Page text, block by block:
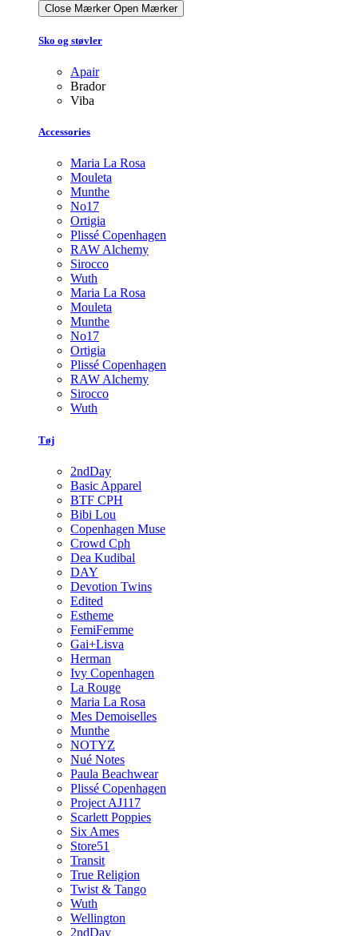
Close Mærker Open Mærker
Sko og støvler
Apair
Brador
Viba
Accessories
Maria La Rosa
Mouleta
Munthe
No17
Ortigia
Plissé Copenhagen
RAW Alchemy
Sirocco
Wuth
Maria La Rosa
Mouleta
Munthe
No17
Ortigia
Plissé Copenhagen
RAW Alchemy
Sirocco
Wuth
Tøj
2ndDay
Basic Apparel
BTF CPH
Bibi Lou
Copenhagen Muse
Crowd Cph
Dea Kudibal
DAY
Devotion Twins
Edited
Estheme
FemiFemme
Gai+Lisva
Herman
Ivy Copenhagen
La Rouge
Maria La Rosa
Mes Demoiselles
Munthe
NOTYZ
Nué Notes
Paula Beachwear
Plissé Copenhagen
Project AJ117
Scarlett Poppies
Six Ames
Store51
Transit
True Religion
Twist & Tango
Wuth
Wellington
2ndDay